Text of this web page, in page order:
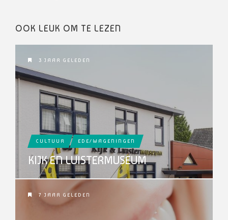
OOK LEUK OM TE LEZEN
3 JAAR GELEDEN
CULTUUR EDE/WAGENINGEN
KIJK EN LUISTERMUSEUM
7 JAAR GELEDEN